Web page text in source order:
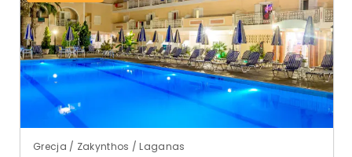
Grecja / Zakynthos / Laganas